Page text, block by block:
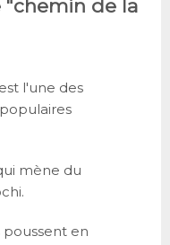
"chemin de la
l'une des
mène du
en